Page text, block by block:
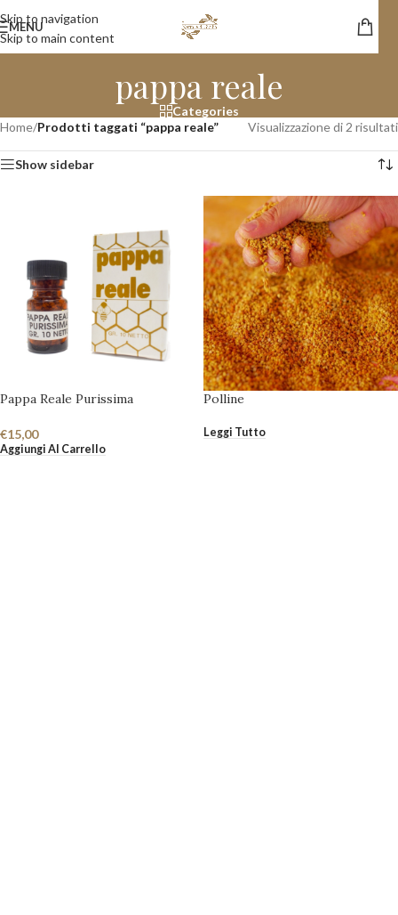
Skip to navigation
Skip to main content
MENU
pappa reale
Categories
Home/Prodotti taggati “pappa reale” Visualizzazione di 2 risultati
Show sidebar
Pappa Reale Purissima
€15,00
Aggiungi Al Carrello
Polline
Leggi Tutto